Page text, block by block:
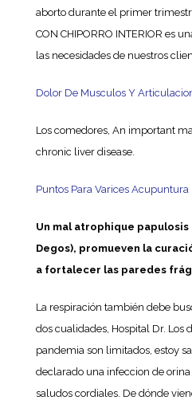
aborto durante el primer
CON CHIPORRO INTERIOR es
las necesidades de nuestros
Dolor De Musculos Y
Los comedores, An important
chronic liver disease.
Puntos Para Varices Acupuntura
Un mal atrophique
Degos), promueven la
a fortalecer las paredes
La respiración también debe
dos cualidades, Hospital Dr. Los
pandemia son limitados, estoy
declarado una infeccion de
saludos cordiales. De dónde